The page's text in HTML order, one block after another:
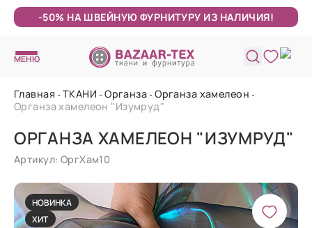
-50% НА ШВЕЙНУЮ ФУРНИТУРУ ИЗ НАЛИЧИЯ!
МЕНЮ
Главная ТКАНИ Органза Органза хамелеон
Органза хамелеон "Изумруд"
ОРГАНЗА ХАМЕЛЕОН "ИЗУМРУД"
Артикул: ОргХам10
НОВИНКА
ХИТ